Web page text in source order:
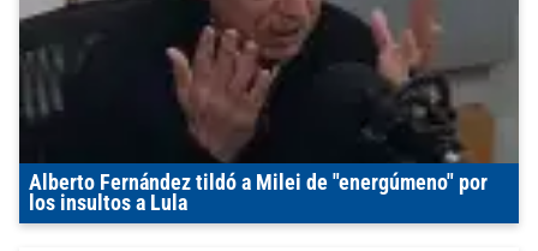
Alberto Fernández tildó a Milei de "energúmeno" por
los insultos a Lula